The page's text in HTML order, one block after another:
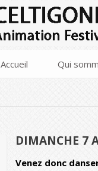
Accueil Qui
DIMANCHE 7
Venez donc